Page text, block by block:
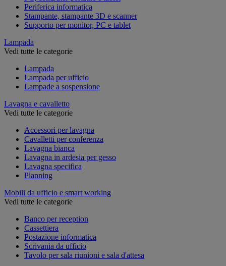
Periferica informatica
Stampante, stampante 3D e scanner
Supporto per monitor, PC e tablet
Lampada
Vedi tutte le categorie
Lampada
Lampada per ufficio
Lampade a sospensione
Lavagna e cavalletto
Vedi tutte le categorie
Accessori per lavagna
Cavalletti per conferenza
Lavagna bianca
Lavagna in ardesia per gesso
Lavagna specifica
Planning
Mobili da ufficio e smart working
Vedi tutte le categorie
Banco per reception
Cassettiera
Postazione informatica
Scrivania da ufficio
Tavolo per sala riunioni e sala d'attesa